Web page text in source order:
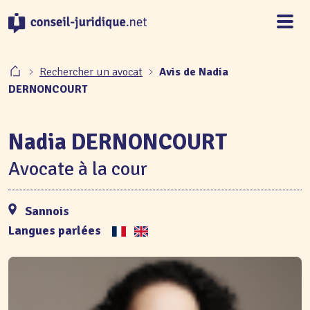
Rechercher un avocat
Avis de Nadia
DERNONCOURT
Nadia DERNONCOURT
Avocate à la cour
Sannois
Langues parlées